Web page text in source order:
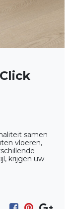
samen
vloeren,
krijgen uw